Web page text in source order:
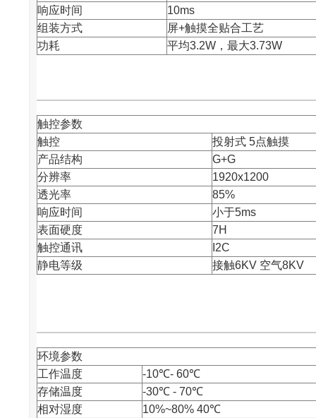
响应时间
10ms
组装方式
屏+触摸全贴合工艺
功耗
平均3.2W，最大3.73W
触控参数
触控
投射式 5点触摸
产品结构
G+G
分辨率
1920x1200
透光率
85%
响应时间
小于5ms
表面硬度
7H
触控通讯
I2C
静电等级
接触6KV 空气8KV
环境参数
工作温度
-10℃- 60℃
存储温度
-30℃ - 70℃
相对湿度
10%~80% 40℃